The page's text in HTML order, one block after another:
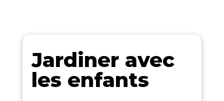
Jardiner avec
les enfants